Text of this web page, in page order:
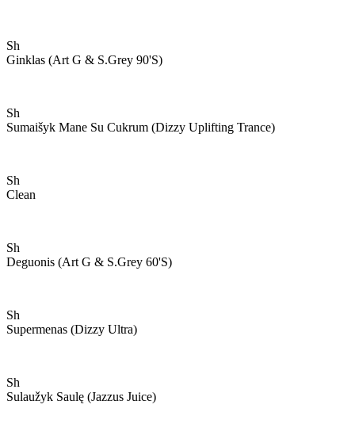
Sh
Ginklas (art G & S.grey 90's)
Sh
Sumaišyk Mane Su Cukrum (dizzy Uplifting Trance)
Sh
Clean
Sh
Deguonis (art G & S.grey 60's)
Sh
Supermenas (dizzy Ultra)
Sh
Sulaužyk Saulę (jazzus Juice)